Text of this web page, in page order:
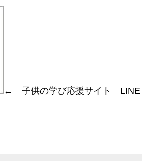
← 子供の学び応援サイト LINE